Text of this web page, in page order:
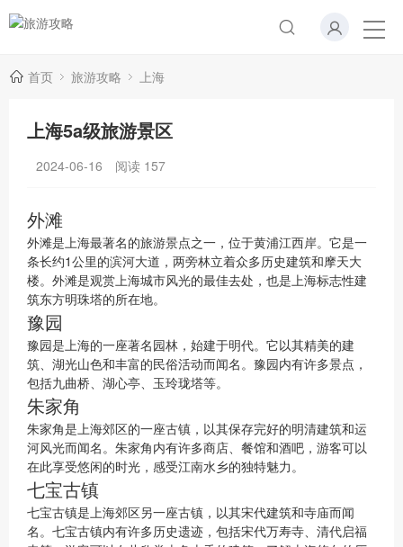
首页 旅游攻略 上海
上海5a级旅游景区
2024-06-16 阅读 157
外滩
外滩是上海最著名的旅游景点之一，位于黄浦江西岸。它是一
条长约1公里的滨河大道，两旁林立着众多历史建筑和摩天大
楼。外滩是观赏上海城市风光的最佳去处，也是上海标志性建
筑东方明珠塔的所在地。
豫园
豫园是上海的一座著名园林，始建于明代。它以其精美的建
筑、湖光山色和丰富的民俗活动而闻名。豫园内有许多景点，
包括九曲桥、湖心亭、玉玲珑塔等。
朱家角
朱家角是上海郊区的一座古镇，以其保存完好的明清建筑和运
河风光而闻名。朱家角内有许多商店、餐馆和酒吧，游客可以
在此享受悠闲的时光，感受江南水乡的独特魅力。
七宝古镇
七宝古镇是上海郊区另一座古镇，以其宋代建筑和寺庙而闻
名。七宝古镇内有许多历史遗迹，包括宋代万寿寺、清代启福